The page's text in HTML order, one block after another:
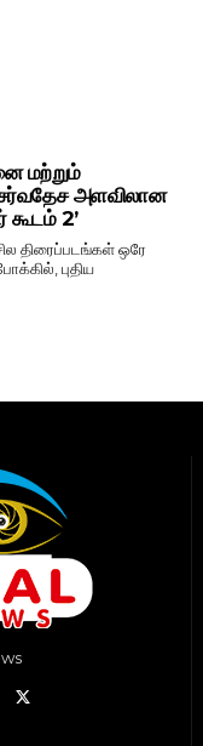
மற்றும்
சர்வதேச அளவிலான
கூடம் 2’
திரைப்படங்கள் ஒரே
புதிய